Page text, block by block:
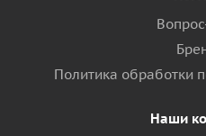
Политика обработки
Наши